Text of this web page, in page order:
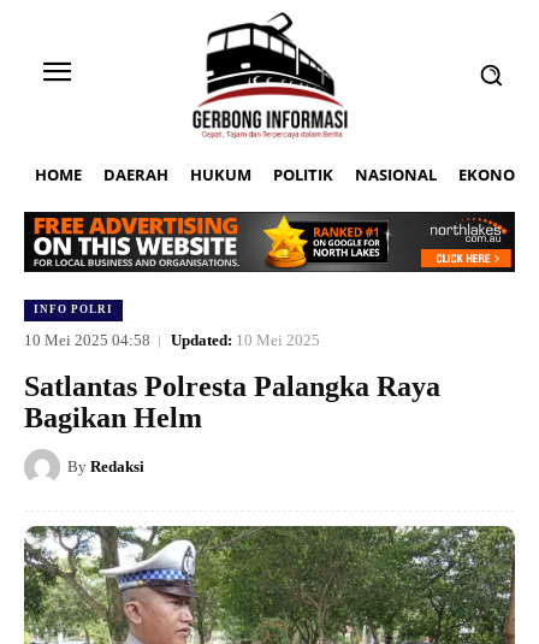
HOME DAERAH HUKUM POLITIK NASIONAL EKONOMI
INFO POLRI
10 Mei 2025 04:58 Updated: 10 Mei 2025
Satlantas Polresta Palangka Raya
Bagikan Helm
By Redaksi